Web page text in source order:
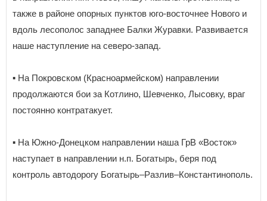
также в районе опорных пунктов юго-восточнее Нового и
вдоль лесополос западнее Балки Журавки. Развивается
наше наступление на северо-запад.
▪️ На Покровском (Красноармейском) направлении
продолжаются бои за Котлино, Шевченко, Лысовку, враг
постоянно контратакует.
▪️ На Южно-Донецком направлении наша ГрВ «Восток»
наступает в направлении н.п. Богатырь, беря под
контроль автодорогу Богатырь–Разлив–Константинополь.